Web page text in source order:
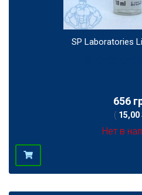
SP Laboratories
656
( 15,00
Нет в